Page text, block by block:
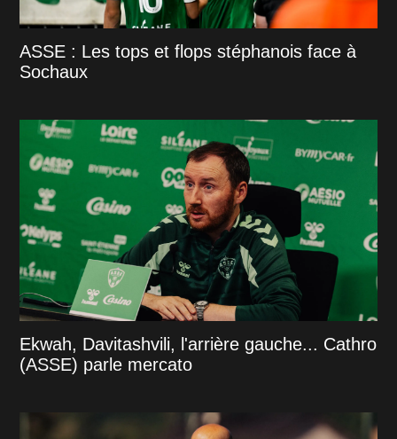
ASSE : Les tops et flops stéphanois face à
Sochaux
Ekwah, Davitashvili, l'arrière gauche... Cathro
(ASSE) parle mercato